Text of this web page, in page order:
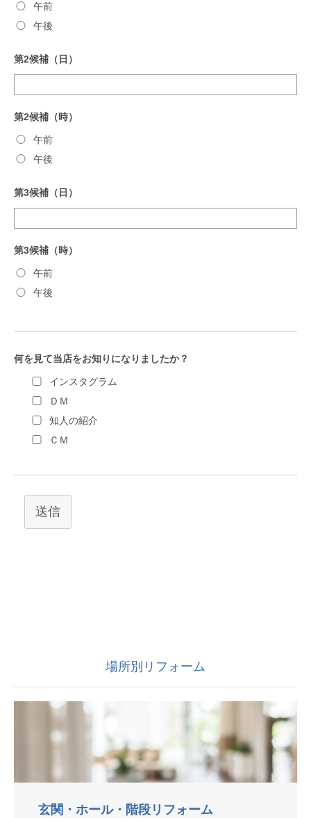
午前
午後
第2候補（日）
第2候補（時）
午前
午後
第3候補（日）
第3候補（時）
午前
午後
何を見て当店をお知りになりましたか？
インスタグラム
ＤＭ
知人の紹介
ＣＭ
送信
場所別リフォーム
玄関・ホール・階段リフォーム